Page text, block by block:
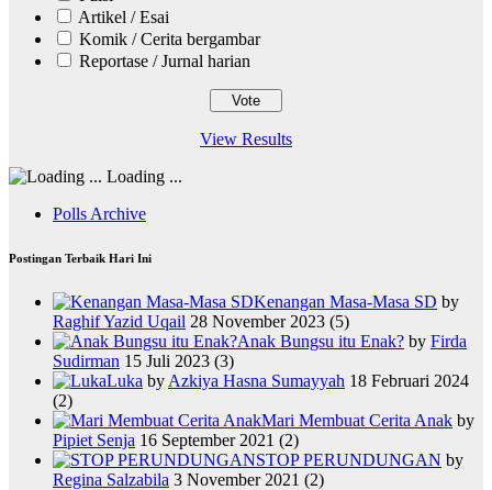
Artikel / Esai
Komik / Cerita bergambar
Reportase / Jurnal harian
View Results
Loading ...
Polls Archive
Postingan Terbaik Hari Ini
Kenangan Masa-Masa SD by
Raghif Yazid Uqail 28 November 2023 (5)
Anak Bungsu itu Enak? by Firda
Sudirman 15 Juli 2023 (3)
Luka by Azkiya Hasna Sumayyah 18 Februari 2024
(2)
Mari Membuat Cerita Anak by
Pipiet Senja 16 September 2021 (2)
STOP PERUNDUNGAN by
Regina Salzabila 3 November 2021 (2)